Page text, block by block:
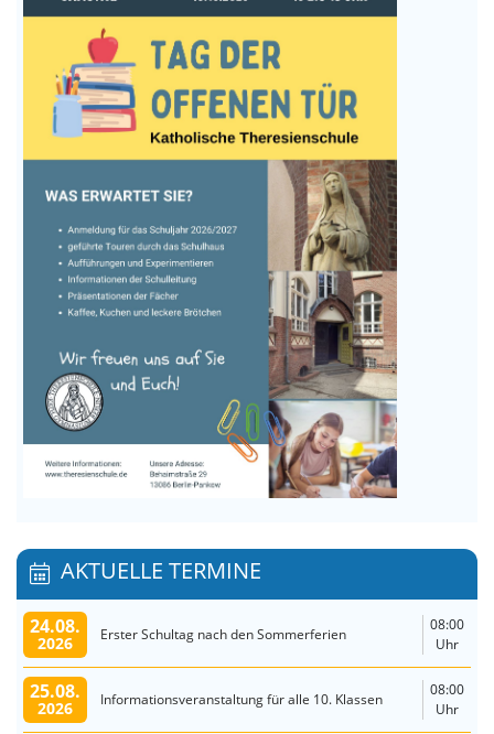
AKTUELLE TERMINE
24.08.
2026 Erster Schultag nach den Sommerferien
08:00
Uhr
25.08.
2026 Informationsveranstaltung für alle 10. Klassen
08:00
Uhr